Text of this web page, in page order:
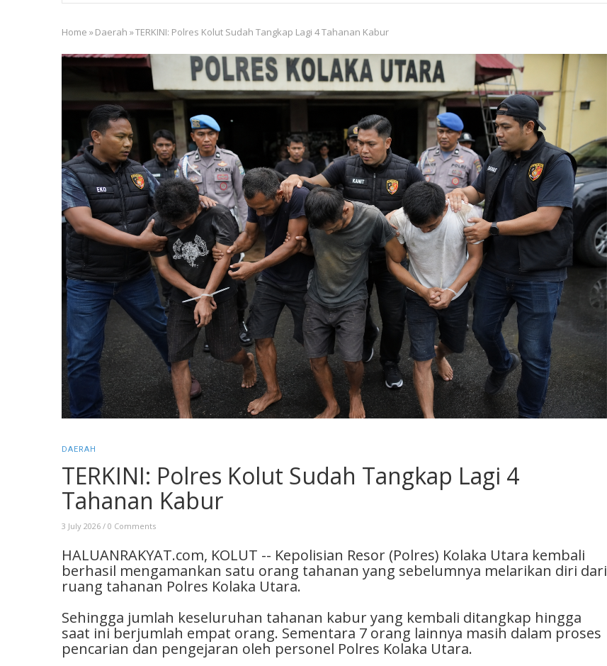
Breadcrumb
Home »Daerah »TERKINI: Polres Kolut Sudah Tangkap Lagi 4 Tahanan Kabur
DAERAH
TERKINI: Polres Kolut Sudah Tangkap Lagi 4
Tahanan Kabur
3 July 2026 / 0 Comments
HALUANRAKYAT.com, KOLUT -- Kepolisian Resor (Polres) Kolaka Utara kembali
berhasil mengamankan satu orang tahanan yang sebelumnya melarikan diri dari
ruang tahanan Polres Kolaka Utara.
Sehingga jumlah keseluruhan tahanan kabur yang kembali ditangkap hingga
saat ini berjumlah empat orang. Sementara 7 orang lainnya masih dalam proses
pencarian dan pengejaran oleh personel Polres Kolaka Utara.